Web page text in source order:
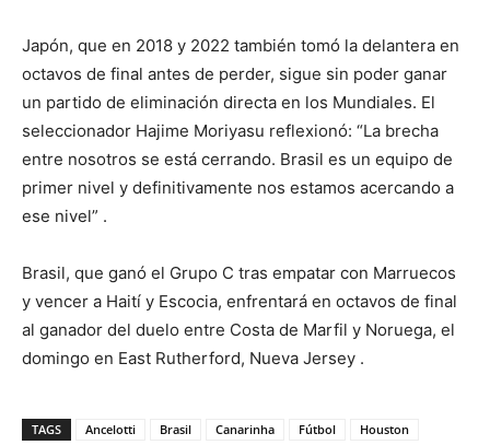
Japón, que en 2018 y 2022 también tomó la delantera en
octavos de final antes de perder, sigue sin poder ganar
un partido de eliminación directa en los Mundiales. El
seleccionador Hajime Moriyasu reflexionó: “La brecha
entre nosotros se está cerrando. Brasil es un equipo de
primer nivel y definitivamente nos estamos acercando a
ese nivel” .
Brasil, que ganó el Grupo C tras empatar con Marruecos
y vencer a Haití y Escocia, enfrentará en octavos de final
al ganador del duelo entre Costa de Marfil y Noruega, el
domingo en East Rutherford, Nueva Jersey .
TAGS Ancelotti Brasil Canarinha Fútbol Houston